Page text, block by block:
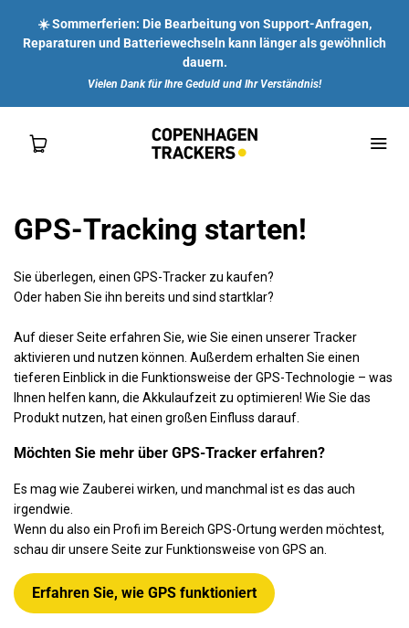
☀️ Sommerferien: Die Bearbeitung von Support-Anfragen,
Reparaturen und Batteriewechseln kann länger als gewöhnlich
dauern.
Vielen Dank für Ihre Geduld und Ihr Verständnis!
SHOP
FÜR DICH
FÜR UNTERNEHMEN
ÜBER UNS
KONTAKT
MEIN KONTO
GPS-Tracking starten!
Sie überlegen, einen GPS-Tracker zu kaufen?
Oder haben Sie ihn bereits und sind startklar?
Auf dieser Seite erfahren Sie, wie Sie einen unserer Tracker
aktivieren und nutzen können. Außerdem erhalten Sie einen
tieferen Einblick in die Funktionsweise der GPS-Technologie – was
Ihnen helfen kann, die Akkulaufzeit zu optimieren! Wie Sie das
Produkt nutzen, hat einen großen Einfluss darauf.
Möchten Sie mehr über GPS-Tracker erfahren?
Es mag wie Zauberei wirken, und manchmal ist es das auch
irgendwie.
Wenn du also ein Profi im Bereich GPS-Ortung werden möchtest,
schau dir unsere Seite zur Funktionsweise von GPS an.
Erfahren Sie, wie GPS funktioniert